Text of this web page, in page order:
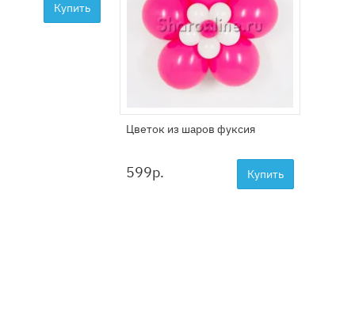
Купить
Цветок из шаров фуксия
599р. Купить